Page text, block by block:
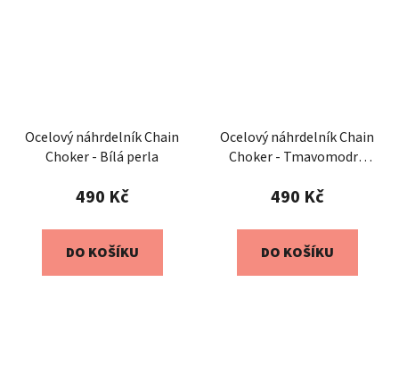
Ocelový náhrdelník Chain
Choker - Bílá perla
490 Kč
DO KOŠÍKU
Ocelový náhrdelník Chain
Choker - Tmavomodrá
490 Kč
DO KOŠÍKU